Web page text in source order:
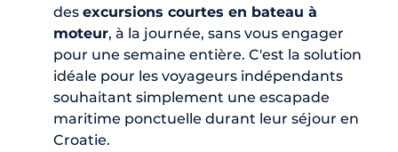
des excursions courtes en bateau à
moteur, à la journée, sans vous engager
pour une semaine entière. C'est la solution
idéale pour les voyageurs indépendants
souhaitant simplement une escapade
maritime ponctuelle durant leur séjour en
Croatie.